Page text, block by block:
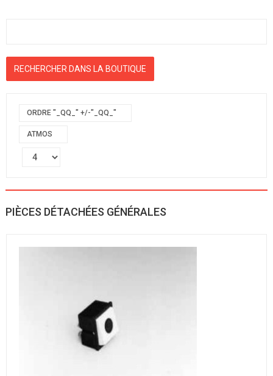
ORDRE "_QQ_" +/-"_QQ_"
ATMOS
PIÈCES DÉTACHÉES GÉNÉRALES